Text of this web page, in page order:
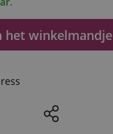
het winkelmandje